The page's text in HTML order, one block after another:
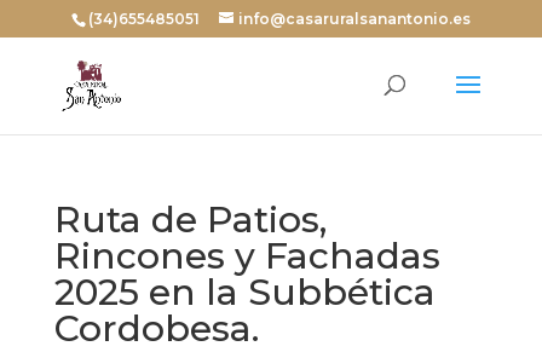
(34)655485051 info@casaruralsanantonio.es
Ruta de Patios,
Rincones y Fachadas
2025 en la Subbética
Cordobesa.